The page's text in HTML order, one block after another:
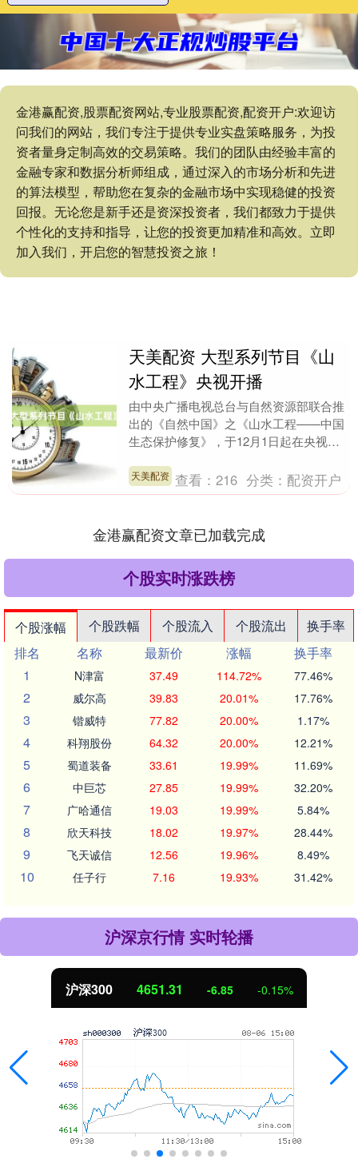
金港赢配资,股票配资网站,专业股票配资,配资开户:欢迎访
问我们的网站，我们专注于提供专业实盘策略服务，为投
资者量身定制高效的交易策略。我们的团队由经验丰富的
金融专家和数据分析师组成，通过深入的市场分析和先进
的算法模型，帮助您在复杂的金融市场中实现稳健的投资
回报。无论您是新手还是资深投资者，我们都致力于提供
个性化的支持和指导，让您的投资更加精准和高效。立即
加入我们，开启您的智慧投资之旅！
天美配资 大型系列节目《山
水工程》央视开播
由中央广播电视总台与自然资源部联合推
出的《自然中国》之《山水工程——中国
生态保护修复》，于12月1日起在央视综
资，央....
天美配资 查看：216 分类： 配资开户
金港赢配资文章已加载完成
个股实时涨跌榜
个股涨幅 个股跌幅 个股流入 个股流出
换手率
排名
名称 最新价 涨幅
换手率
1
N津富 37.49 114.72% 77.46%
2 威尔高 39.83 20.01% 17.76%
3 锴威特 77.82 20.00% 1.17%
4 科翔股份 64.32 20.00% 12.21%
5 蜀道装备 33.61 19.99% 11.69%
6 中巨芯 27.85 19.99% 32.20%
7 广哈通信 19.03 19.99% 5.84%
8 欣天科技 18.02 19.97% 28.44%
9 飞天诚信 12.56 19.96% 8.49%
10 任子行 7.16 19.93% 31.42%
沪深京行情 实时轮播
沪深300 4651.31 -6.85 -0.15%